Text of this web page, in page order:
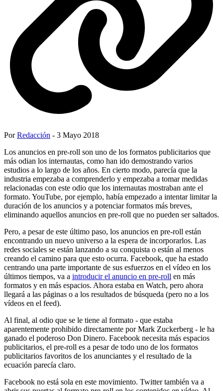
PorRedacción - 3 Mayo 2018
Los anuncios en pre-roll son uno de los formatos publicitarios que
más odian los internautas, como han ido demostrando varios
estudios a lo largo de los años. En cierto modo, parecía que la
industria empezaba a comprenderlo y empezaba a tomar medidas
relacionadas con este odio que los internautas mostraban ante el
formato. YouTube, por ejemplo, había empezado a intentar limitar la
duración de los anuncios y a potenciar formatos más breves,
eliminando aquellos anuncios en pre-roll que no pueden ser saltados.
Pero, a pesar de este último paso, los anuncios en pre-roll están
encontrando un nuevo universo a la espera de incorporarlos. Las
redes sociales se están lanzando a su conquista o están al menos
creando el camino para que esto ocurra. Facebook, que ha estado
centrando una parte importante de sus esfuerzos en el vídeo en los
últimos tiempos, va a introducir el anuncio en pre-roll en más
formatos y en más espacios. Ahora estaba en Watch, pero ahora
llegará a las páginas o a los resultados de búsqueda (pero no a los
vídeos en el feed).
Al final, al odio que se le tiene al formato - que estaba
aparentemente prohibido directamente por Mark Zuckerberg - le ha
ganado el poderoso Don Dinero. Facebook necesita más espacios
publicitarios, el pre-roll es a pesar de todo uno de los formatos
publicitarios favoritos de los anunciantes y el resultado de la
ecuación parecía claro.
Facebook no está sola en este movimiento. Twitter también va a